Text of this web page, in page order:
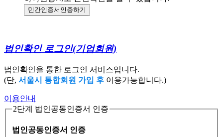
민간인증서 인증하기
법인확인 로그인(기업회원)
법인확인을 통한 로그인 서비스입니다.
(단, 서울시 통합회원 가입 후 이용가능합니다.)
이용안내
2단계 법인공동인증서 인증
법인공동인증서 인증